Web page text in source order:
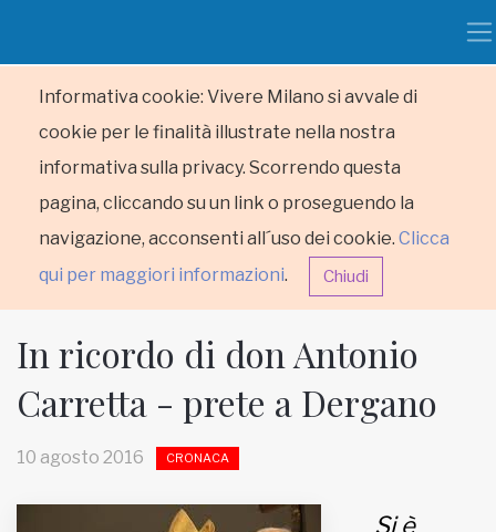
Informativa cookie: Vivere Milano si avvale di
cookie per le finalità illustrate nella nostra
informativa sulla privacy. Scorrendo questa
pagina, cliccando su un link o proseguendo la
navigazione, acconsenti all´uso dei cookie. Clicca
qui per maggiori informazioni. Chiudi
HOME
In ricordo di don Antonio
Carretta - prete a Dergano
10 agosto 2016 CRONACA
Si è